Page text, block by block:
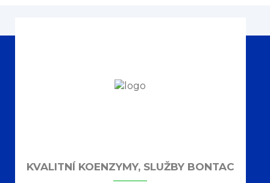
KVALITNÍ KOENZYMY, SLUŽBY BONTAC